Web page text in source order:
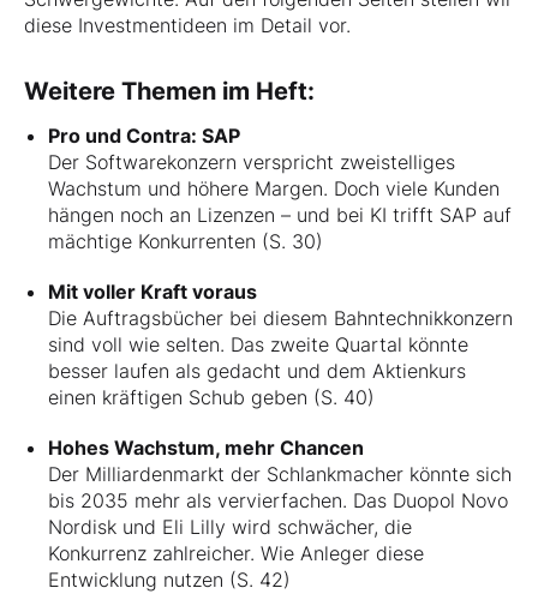
diese Investmentideen im Detail vor.
Weitere Themen im Heft:
Pro und Contra: SAP
Der Softwarekonzern verspricht zweistelliges
Wachstum und höhere Margen. Doch viele Kunden
hängen noch an Lizenzen – und bei KI trifft SAP auf
mächtige Konkurrenten (S. 30)
Mit voller Kraft voraus
Die Auftragsbücher bei diesem Bahntechnikkonzern
sind voll wie selten. Das zweite Quartal könnte
besser laufen als gedacht und dem Aktienkurs
einen kräftigen Schub geben (S. 40)
Hohes Wachstum, mehr Chancen
Der Milliardenmarkt der Schlankmacher könnte sich
bis 2035 mehr als vervierfachen. Das Duopol Novo
Nordisk und Eli Lilly wird schwächer, die
Konkurrenz zahlreicher. Wie Anleger diese
Entwicklung nutzen (S. 42)